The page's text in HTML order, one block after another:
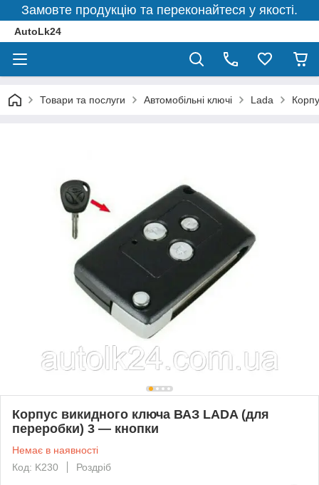
Замовте продукцію та переконайтеся у якості.
AutoLk24
Товари та послуги Автомобільні ключі Lada
Корпус викидного ключа ВАЗ LADA (для
переробки) 3 — кнопки
Немає в наявності
Код: K230
Роздріб